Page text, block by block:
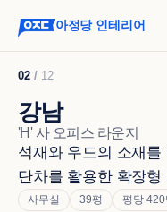
아정당 인테리어
02 / 12
강남
'H' 사 오피스 라운지
석재와 우드의 소재
단차를 활용한 확장형
사무실 39평 평당 420